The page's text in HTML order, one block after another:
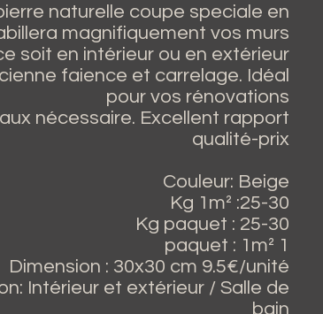
naturelle coupe speciale en
magnifiquement vos murs
soit en intérieur ou en extérieur.
faience et carrelage. Idéal
pour vos rénovations
nécessaire. Excellent rapport
qualité-prix
Couleur: Beige
Kg 1m² :25-30
Kg paquet : 25-30
1 paquet : 1m²
Dimension : 30x30 cm 9.5€/unité
Intérieur et extérieur / Salle de
bain